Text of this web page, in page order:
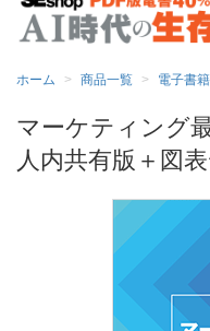
ホーム 商品一覧 電子書籍
マーケティング
人内共有版＋図